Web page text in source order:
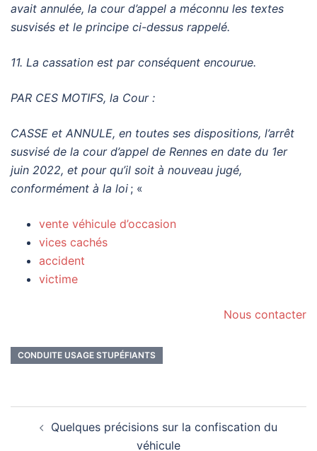
avait annulée, la cour d’appel a méconnu les textes
susvisés et le principe ci-dessus rappelé.
11. La cassation est par conséquent encourue.
PAR CES MOTIFS, la Cour :
CASSE et ANNULE, en toutes ses dispositions, l’arrêt
susvisé de la cour d’appel de Rennes en date du 1er
juin 2022, et pour qu’il soit à nouveau jugé,
conformément à la loi ; «
vente véhicule d’occasion
vices cachés
accident
victime
Nous contacter
CONDUITE USAGE STUPÉFIANTS
d’articleQuelques précisions sur la confiscation du
véhicule